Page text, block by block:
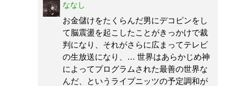
ななし
お金儲けをたくらんだ男にデコピンをし
て脳震盪を起こしたことがきっかけで裁
判になり、それがさらに広まってテレビ
の生放送になり、… 世界はあらかじめ神
によってプログラムされた最善の世界な
んだ、というライプニッツの予定調和が